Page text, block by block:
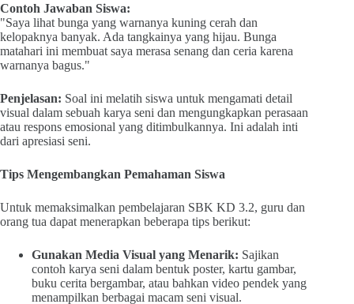
Contoh Jawaban Siswa:
"Saya lihat bunga yang warnanya kuning cerah dan
kelopaknya banyak. Ada tangkainya yang hijau. Bunga
matahari ini membuat saya merasa senang dan ceria karena
warnanya bagus."
Penjelasan: Soal ini melatih siswa untuk mengamati detail
visual dalam sebuah karya seni dan mengungkapkan perasaan
atau respons emosional yang ditimbulkannya. Ini adalah inti
dari apresiasi seni.
Tips Mengembangkan Pemahaman Siswa
Untuk memaksimalkan pembelajaran SBK KD 3.2, guru dan
orang tua dapat menerapkan beberapa tips berikut:
Gunakan Media Visual yang Menarik: Sajikan
contoh karya seni dalam bentuk poster, kartu gambar,
buku cerita bergambar, atau bahkan video pendek yang
menampilkan berbagai macam seni visual.